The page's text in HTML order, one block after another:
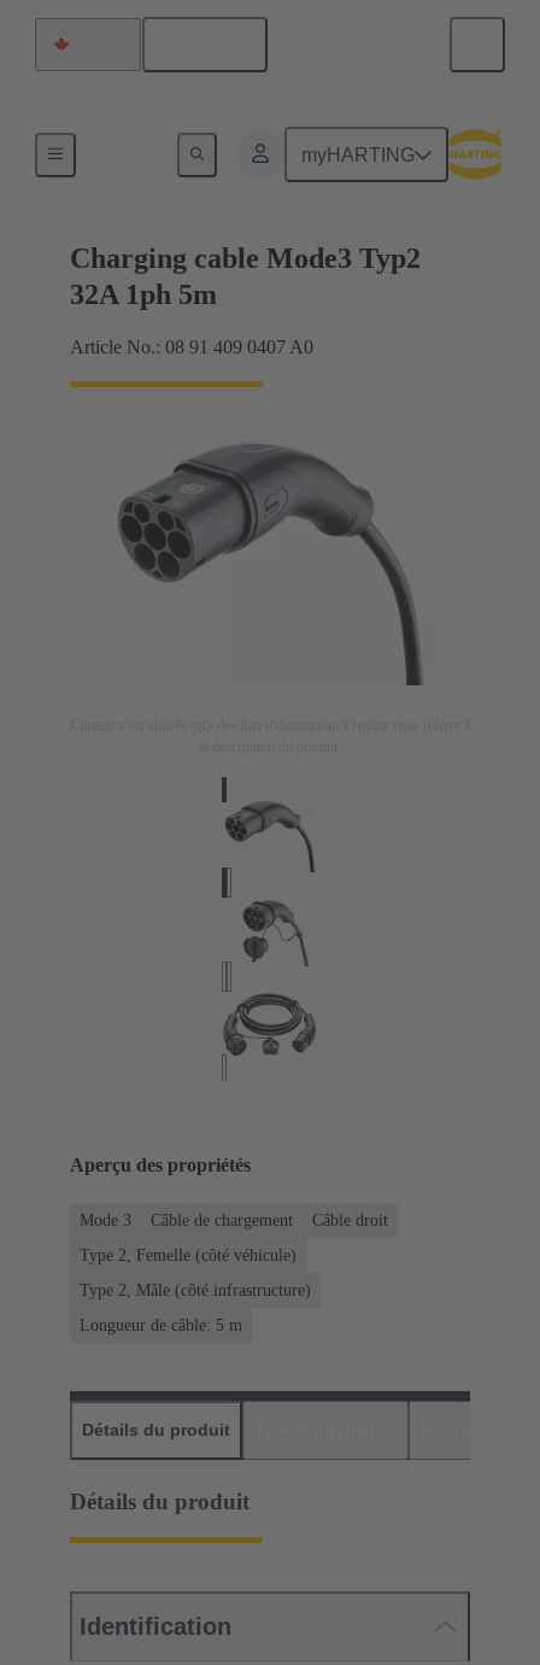
myHARTING
Câble de chargement
Charging cable Mode3 Typ2
32A 1ph 5m
Article No.: 08 91 409 0407 A0
Aperçu des propriétés
Mode 3 Câble de chargement
Câble droit
Type 2, Femelle (côté véhicule)
Type 2, Mâle (côté infrastructure)
Longueur de câble: 5 m
Détails du produit
Détails du produit
Identification